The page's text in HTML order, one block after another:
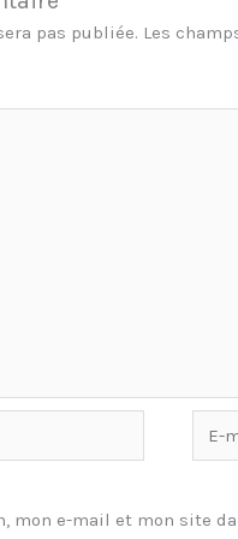
pas publiée. Les
mail*
mon e-mail et mon site